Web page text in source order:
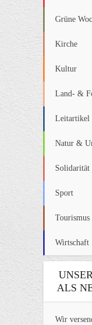
Grüne
Kirche
Kultur
Land- &
Leitartikel
Natur &
Sport
Tourismus
Wirtschaft
ALS
Wir